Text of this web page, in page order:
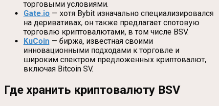
торговыми условиями.
Gate.io — хотя Bybit изначально специализировался
на деривативах, он также предлагает спотовую
торговлю криптовалютами, в том числе BSV.
KuCoin — биржа, известная своими
инновационными подходами к торговле и
широким спектром предложенных криптовалют,
включая Bitcoin SV.
Где хранить криптовалюту BSV